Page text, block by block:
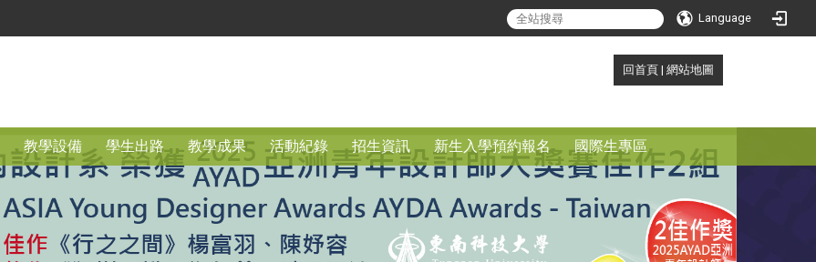
search Language
回首頁 | 網站地圖
教學設備 學生出路 教學成果 活動紀錄 招生資訊 新生入學預約報名 國際生專區